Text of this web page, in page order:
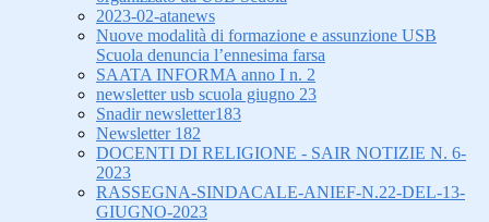
2023-02-atanews
Nuove modalità di formazione e assunzione USB
Scuola denuncia l’ennesima farsa
SAATA INFORMA anno I n. 2
newsletter usb scuola giugno 23
Snadir newsletter183
Newsletter 182
DOCENTI DI RELIGIONE - SAIR NOTIZIE N. 6-
2023
RASSEGNA-SINDACALE-ANIEF-N.22-DEL-13-
GIUGNO-2023